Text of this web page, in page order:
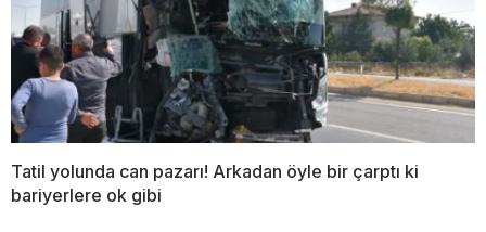
Tatil yolunda can pazarı! Arkadan öyle bir çarptı ki
bariyerlere ok gibi